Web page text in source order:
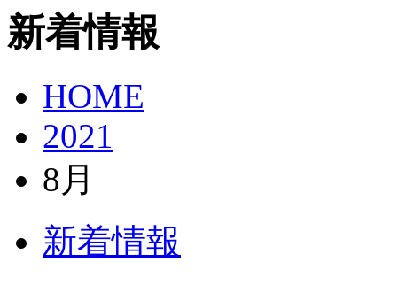
新着情報
HOME
2021
8月
新着情報